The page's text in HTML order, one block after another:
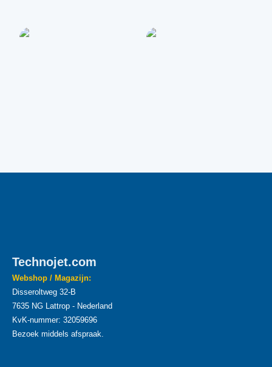
Technojet.com
Webshop / Magazijn:
Disseroltweg 32-B
7635 NG Lattrop - Nederland
KvK-nummer: 32059696
Bezoek middels afspraak.